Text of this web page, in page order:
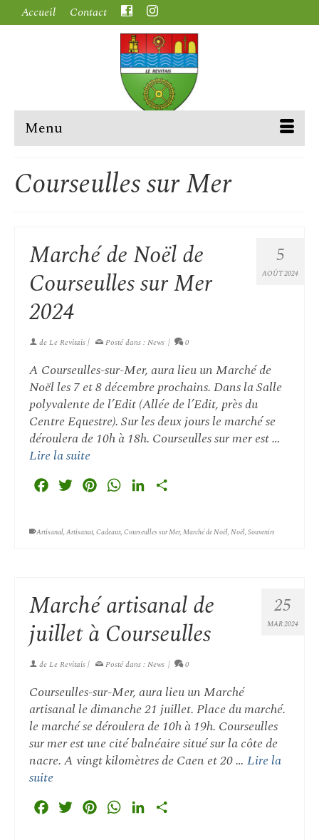
Accueil Contact
Menu
Courseulles sur Mer
5
AOÛT 2024
Marché de Noël de
Courseulles sur Mer
2024
deLe Revitais| Posté dans : News | 0
A Courseulles-sur-Mer, aura lieu un Marché de
Noël les 7 et 8 décembre prochains. Dans la Salle
polyvalente de l’Edit (Allée de l’Edit, près du
Centre Equestre). Sur les deux jours le marché se
déroulera de 10h à 18h. Courseulles sur mer est …
Lire la suite
FacebookTwitterPinterestWhatsAppLinkedIn
Artisanal,Artisanat,Cadeaux,Courseulles sur Mer,Marché de Noël,Noël,Souvenirs
25
MAR 2024
Marché artisanal de
juillet à Courseulles
deLe Revitais| Posté dans : News | 0
Courseulles-sur-Mer, aura lieu un Marché
artisanal le dimanche 21 juillet. Place du marché.
le marché se déroulera de 10h à 19h. Courseulles
sur mer est une cité balnéaire situé sur la côte de
nacre. A vingt kilomètres de Caen et 20 … Lire la
suite
FacebookTwitterPinterestWhatsAppLinkedIn